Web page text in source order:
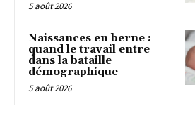
5 août 2026
Naissances en berne :
quand le travail entre
dans la bataille
démographique
5 août 2026